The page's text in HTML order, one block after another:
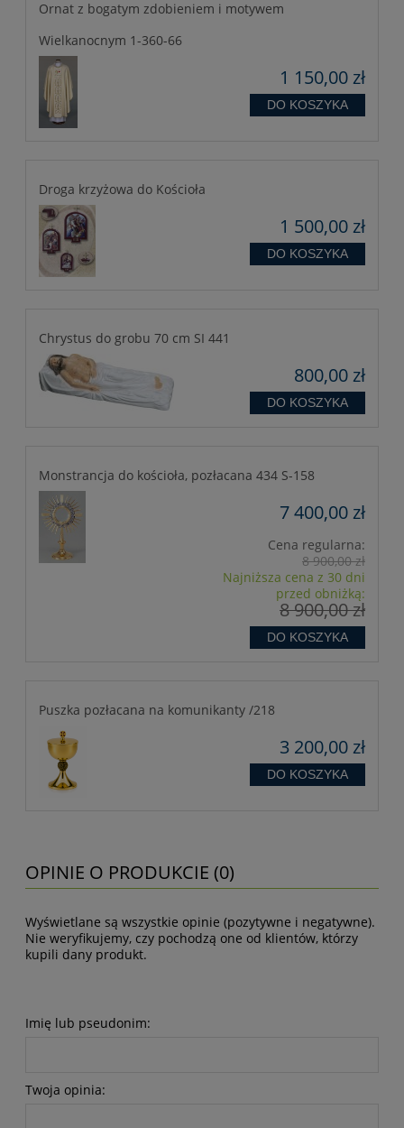
Ornat z bogatym zdobieniem i motywem
Wielkanocnym 1-360-66
1 150,00 zł
DO KOSZYKA
Droga krzyżowa do Kościoła
1 500,00 zł
DO KOSZYKA
Chrystus do grobu 70 cm SI 441
800,00 zł
DO KOSZYKA
Monstrancja do kościoła, pozłacana 434 S-158
7 400,00 zł
Cena regularna:
8 900,00 zł
Najniższa cena z 30 dni
przed obniżką:
8 900,00 zł
DO KOSZYKA
Puszka pozłacana na komunikanty /218
3 200,00 zł
DO KOSZYKA
OPINIE O PRODUKCIE (0)
Wyświetlane są wszystkie opinie (pozytywne i negatywne).
Nie weryfikujemy, czy pochodzą one od klientów, którzy
kupili dany produkt.
Imię lub pseudonim:
Twoja opinia: